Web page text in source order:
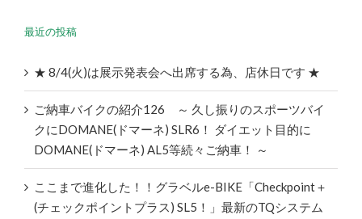
最近の投稿
★ 8/4(火)は展示発表会へ出席する為、店休日です ★
ご納車バイクの紹介126 ～ 久し振りのスポーツバイ
クにDOMANE(ドマーネ) SLR6！ ダイエット目的に
DOMANE(ドマーネ) AL5等続々ご納車！ ～
ここまで進化した！！グラベルe-BIKE「Checkpoint＋
(チェックポイントプラス) SL5！」最新のTQシステム